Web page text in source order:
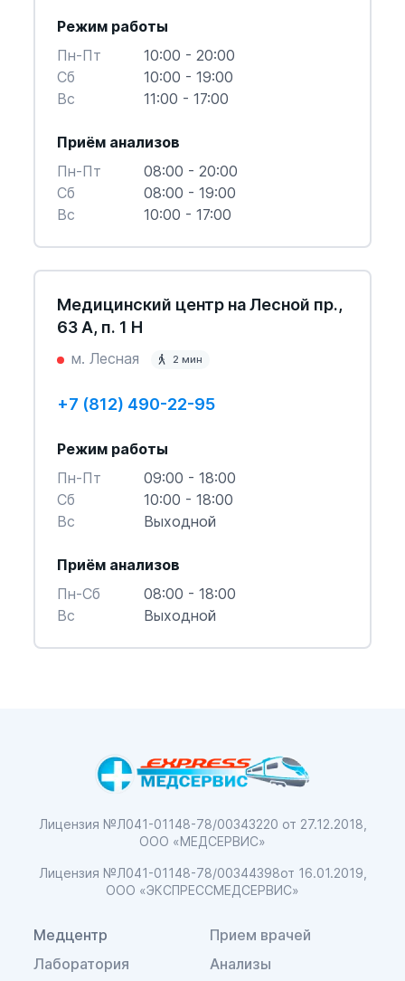
Режим работы
Пн-Пт
10:00 - 20:00
Cб
10:00 - 19:00
Вс
11:00 - 17:00
Приём анализов
Пн-Пт
08:00 - 20:00
Cб
08:00 - 19:00
Вс
10:00 - 17:00
Медицинский центр на Лесной пр.,
63 А, п. 1 Н
м. Лесная 2 мин
+7 (812) 490-22-95
Режим работы
Пн-Пт
09:00 - 18:00
Cб
10:00 - 18:00
Вс
Выходной
Приём анализов
Пн-Cб
08:00 - 18:00
Вс
Выходной
Лицензия №Л041-01148-78/00343220 от 27.12.2018,
ООО «МЕДСЕРВИС»
Лицензия №Л041-01148-78/00344398от 16.01.2019,
ООО «ЭКСПРЕССМЕДСЕРВИС»
Медцентр
Лаборатория
Прием врачей
Анализы